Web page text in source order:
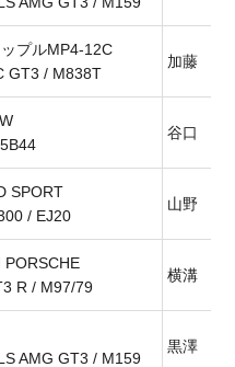
プルMP4-12C
GT3 / M838T
加藤 寛
谷口 信
SPORT
/ EJ20
山野 哲
PORSCHE
R / M97/79
横溝 直
AMG GT3 / M159
黒澤 翼